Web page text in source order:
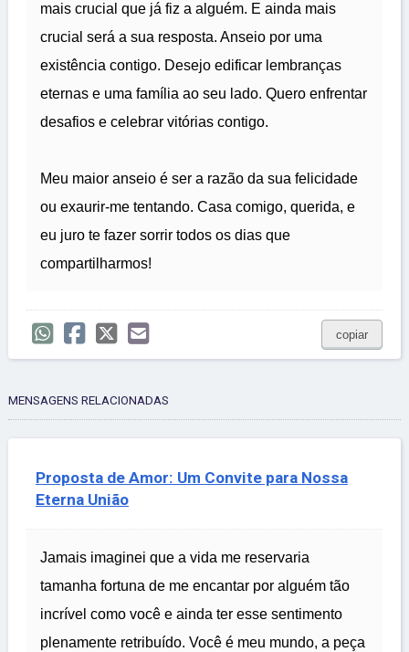
mais crucial que já fiz a alguém. E ainda mais
crucial será a sua resposta. Anseio por uma
existência contigo. Desejo edificar lembranças
eternas e uma família ao seu lado. Quero enfrentar
desafios e celebrar vitórias contigo.
Meu maior anseio é ser a razão da sua felicidade
ou exaurir-me tentando. Casa comigo, querida, e
eu juro te fazer sorrir todos os dias que
compartilharmos!
copiar
MENSAGENS RELACIONADAS
Proposta de Amor: Um Convite para Nossa
Eterna União
Jamais imaginei que a vida me reservaria
tamanha fortuna de me encantar por alguém tão
incrível como você e ainda ter esse sentimento
plenamente retribuído. Você é meu mundo, a peça